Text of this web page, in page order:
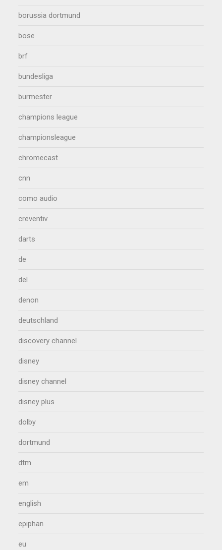
borussia dortmund
bose
brf
bundesliga
burmester
champions league
championsleague
chromecast
cnn
como audio
creventiv
darts
de
del
denon
deutschland
discovery channel
disney
disney channel
disney plus
dolby
dortmund
dtm
em
english
epiphan
eu